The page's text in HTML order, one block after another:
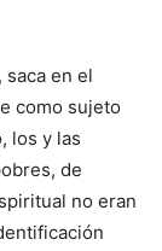
en el
como sujeto
los y las
de
no eran